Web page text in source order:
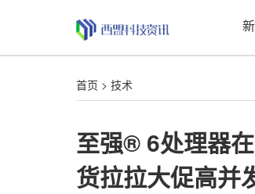
首页 > 技术
至强® 6处理器
货拉拉大促高并